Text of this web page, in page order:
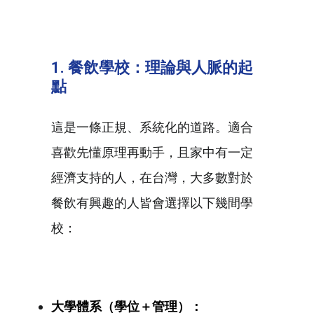
1. 餐飲學校：理論與人脈的起
點
這是一條正規、系統化的道路。適合
喜歡先懂原理再動手，且家中有一定
經濟支持的人，在台灣，大多數對於
餐飲有興趣的人皆會選擇以下幾間學
校：
大學體系（學位＋管理）：